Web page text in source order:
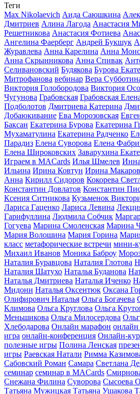
Теги
Max Nikolaevich Аида Саюшкина
Дмитриев Алина Лагода Анастасия
Решетникова Анастасия Фотиева
Ангелина Фаерберг Андрей Букшук
Журавлева Анна Карелина Анна
Анна Скрынникова Анна Спивак
Селивановский Будякова Бурова
Митрофанова вебинар Вера
Виктория Голобородова Виктория
Чугунова Грабовская Грабовская
Подболотов Дмитриева Катерина
Добаюкивание Ева Морозовская
Баксан Екатерина Бурова Екатерина
Мухаматулина Екатерина Радченко
Парадиз Елена Суворова Елена
Елена Широковских Заварухина
Играем в MACards Илья Шмелев
Ильина Ирина Ковтун Ирина
Анна Кирилл Сидоров Кокорева
Константин Довлатов Константин
Ксения Ситникова Кузьменок
Лариса Гаценко Лариса Левина
Гарифуллина Людмила Собчик
Гогуева Марина Смоленская Марина
Мария Волошина Мария Горина
класс метафорические встречи мини-
Михаил Иванов Моника Баброу
Наталия Буравцова Наталия Глотова
Наталия Шатухо Наталья Буданова
Наталья Дмитриева Наталья Иченко
Мидони Наталья Оксентюк Оксана
Олифирович Наталья Ольга Богачева
Климова Ольга Круглова Ольга
Меньшикова Ольга Милосердова
Хлебодарова Онлайн марафон онлайн
игра онлайн-конференция Онлайн-
полезные игры Полина Ленская
игры Раевская Натали Римма
Сабовский Роман Самара Светлана
семинар семинар в MACards
Снежана Филина Суворова Сысоева
Татьяна Мужицкая Татьяна Ушакова